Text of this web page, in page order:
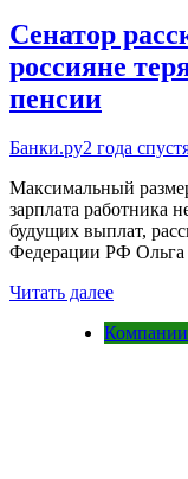
Сенатор
россияне
пенсии
Банки.ру2 года
Максимальный
зарплата работника
будущих выплат,
Федерации РФ
Читать далее
Компании